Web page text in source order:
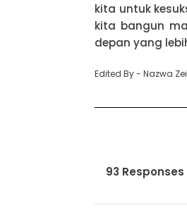
kita untuk
kita bangun
depan yang
Edited By - Nazwa
93 Responses